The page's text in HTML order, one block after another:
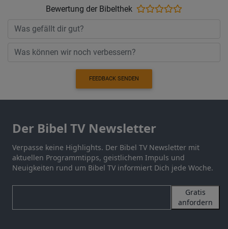
Bewertung der Bibelthek
FEEDBACK SENDEN
Der Bibel TV Newsletter
Verpasse keine Highlights. Der Bibel TV Newsletter mit
aktuellen Programmtipps, geistlichem Impuls und
Neuigkeiten rund um Bibel TV informiert Dich jede Woche.
Gratis
anfordern